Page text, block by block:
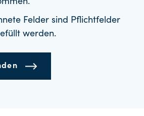
Felder sind Pflichtfelder
werden.